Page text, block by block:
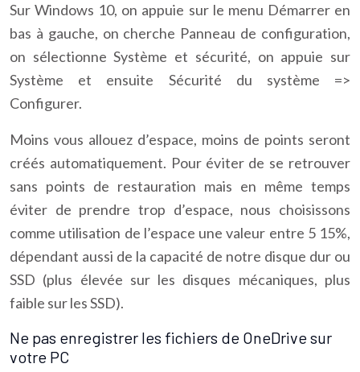
Sur Windows 10, on appuie sur le menu Démarrer en
bas à gauche, on cherche Panneau de configuration,
on sélectionne Système et sécurité, on appuie sur
Système et ensuite Sécurité du système =>
Configurer.
Moins vous allouez d’espace, moins de points seront
créés automatiquement. Pour éviter de se retrouver
sans points de restauration mais en même temps
éviter de prendre trop d’espace, nous choisissons
comme utilisation de l’espace une valeur entre 5 15%,
dépendant aussi de la capacité de notre disque dur ou
SSD (plus élevée sur les disques mécaniques, plus
faible sur les SSD).
Ne pas enregistrer les fichiers de OneDrive sur
votre PC